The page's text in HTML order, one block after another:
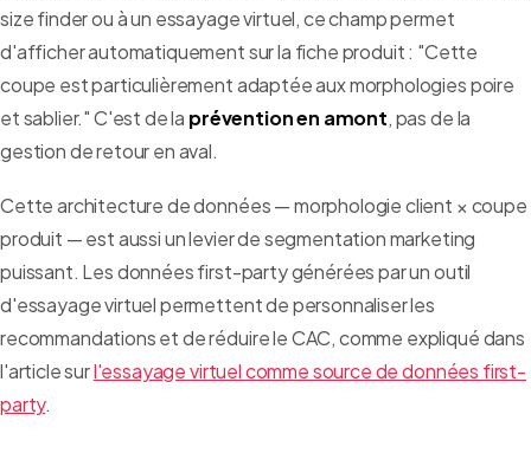
size finder ou à un essayage virtuel, ce champ permet
d'afficher automatiquement sur la fiche produit : "Cette
coupe est particulièrement adaptée aux morphologies poire
et sablier." C'est de la prévention en amont, pas de la
gestion de retour en aval.
Cette architecture de données — morphologie client × coupe
produit — est aussi un levier de segmentation marketing
puissant. Les données first-party générées par un outil
d'essayage virtuel permettent de personnaliser les
recommandations et de réduire le CAC, comme expliqué dans
l'article surl'essayage virtuel comme source de données first-
party.